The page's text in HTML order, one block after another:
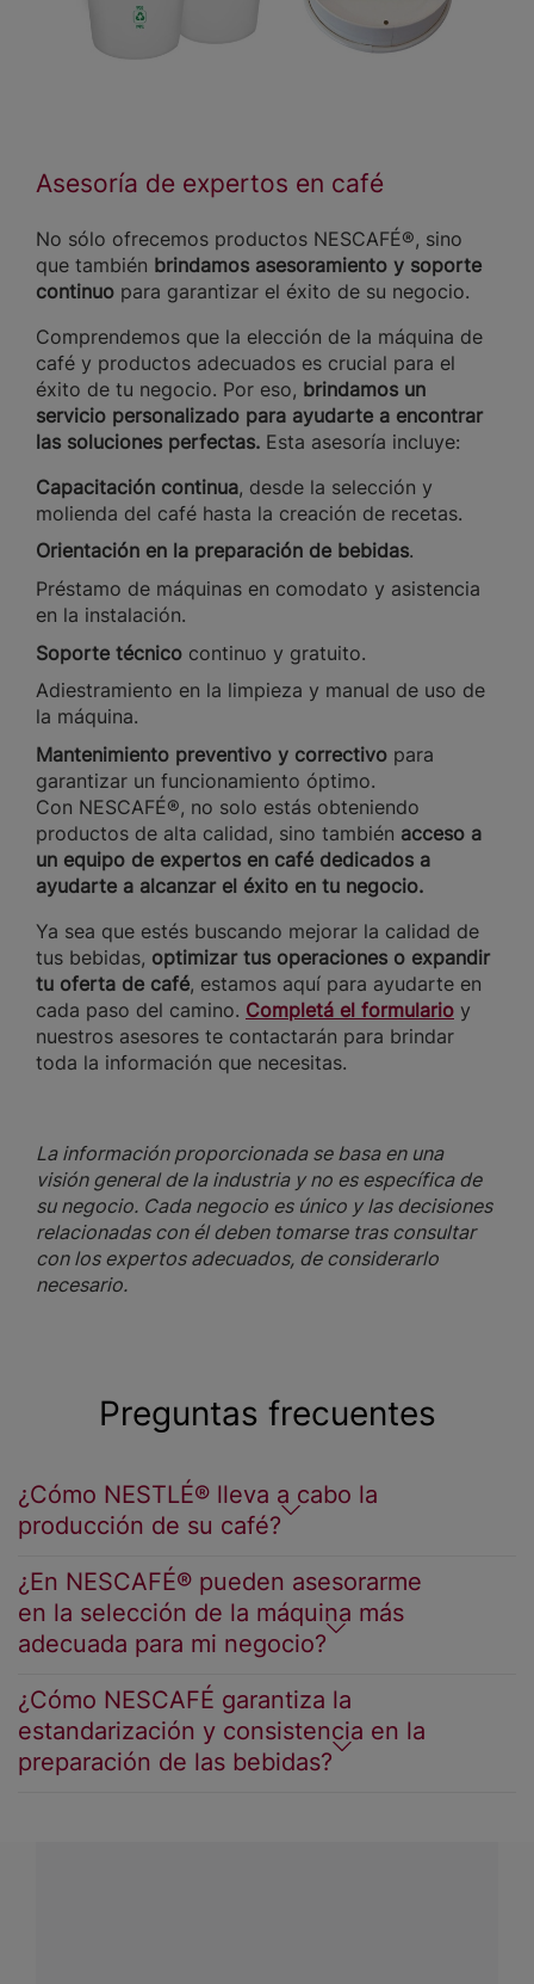
Asesoría de expertos en café
No sólo ofrecemos productos NESCAFÉ®, sino
que también brindamos asesoramiento y soporte
continuo para garantizar el éxito de su negocio.
Comprendemos que la elección de la máquina de
café y productos adecuados es crucial para el
éxito de tu negocio. Por eso, brindamos un
servicio personalizado para ayudarte a encontrar
las soluciones perfectas. Esta asesoría incluye:
Capacitación continua, desde la selección y
molienda del café hasta la creación de recetas.
Orientación en la preparación de bebidas.
Préstamo de máquinas en comodato y asistencia
en la instalación.
Soporte técnico continuo y gratuito.
Adiestramiento en la limpieza y manual de uso de
la máquina.
Mantenimiento preventivo y correctivo para
garantizar un funcionamiento óptimo.
Con NESCAFÉ®, no solo estás obteniendo
productos de alta calidad, sino también acceso a
un equipo de expertos en café dedicados a
ayudarte a alcanzar el éxito en tu negocio.
Ya sea que estés buscando mejorar la calidad de
tus bebidas, optimizar tus operaciones o expandir
tu oferta de café, estamos aquí para ayudarte en
cada paso del camino. Completá el formulario y
nuestros asesores te contactarán para brindar
toda la información que necesitas.
La información proporcionada se basa en una
visión general de la industria y no es específica de
su negocio. Cada negocio es único y las decisiones
relacionadas con él deben tomarse tras consultar
con los expertos adecuados, de considerarlo
necesario.
Preguntas frecuentes
¿Cómo NESTLÉ® lleva a cabo la
producción de su café?
¿En NESCAFÉ® pueden asesorarme
en la selección de la máquina más
adecuada para mi negocio?
¿Cómo NESCAFÉ garantiza la
estandarización y consistencia en la
preparación de las bebidas?